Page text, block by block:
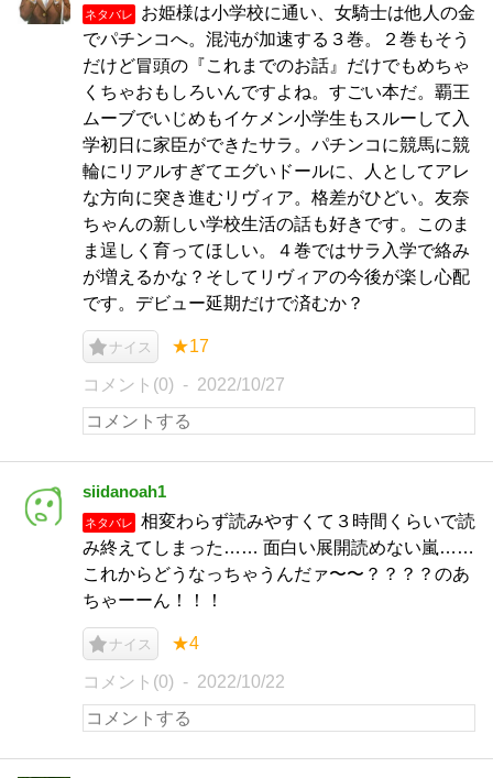
ネタバレ
お姫様は小学校に通い、女騎士は他人の金
でパチンコへ。混沌が加速する３巻。２巻もそう
だけど冒頭の『これまでのお話』だけでもめちゃ
くちゃおもしろいんですよね。すごい本だ。覇王
ムーブでいじめもイケメン小学生もスルーして入
学初日に家臣ができたサラ。パチンコに競馬に競
輪にリアルすぎてエグいドールに、人としてアレ
な方向に突き進むリヴィア。格差がひどい。友奈
ちゃんの新しい学校生活の話も好きです。このま
ま逞しく育ってほしい。４巻ではサラ入学で絡み
が増えるかな？そしてリヴィアの今後が楽し心配
です。デビュー延期だけで済むか？
ナイス ★17
コメント(0) 2022/10/27
siidanoah1
ネタバレ
相変わらず読みやすくて３時間くらいで読
み終えてしまった…… 面白い展開読めない嵐……
これからどうなっちゃうんだァ〜〜？？？？のあ
ちゃーーん！！！
ナイス ★4
コメント(0) 2022/10/22